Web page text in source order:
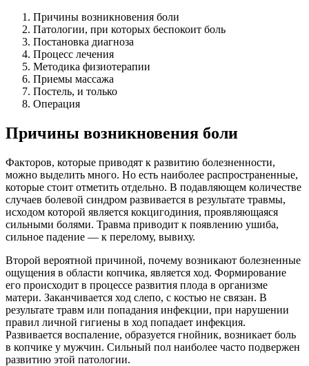
Причины возникновения боли
Патологии, при которых беспокоит боль
Постановка диагноза
Процесс лечения
Методика физиотерапии
Приемы массажа
Постель, и только
Операция
Причины возникновения боли
Факторов, которые приводят к развитию болезненности,
можно выделить много. Но есть наиболее распространенные,
которые стоит отметить отдельно. В подавляющем количестве
случаев болевой синдром развивается в результате травмы,
исходом которой является кокцигодиния, проявляющаяся
сильными болями. Травма приводит к появлению ушиба,
сильное падение — к перелому, вывиху.
Второй вероятной причиной, почему возникают болезненные
ощущения в области копчика, является ход. Формирование
его происходит в процессе развития плода в организме
матери. Заканчивается ход слепо, с костью не связан. В
результате травм или попадания инфекции, при нарушении
правил личной гигиены в ход попадает инфекция.
Развивается воспаление, образуется гнойник, возникает боль
в копчике у мужчин. Сильный пол наиболее часто подвержен
развитию этой патологии.